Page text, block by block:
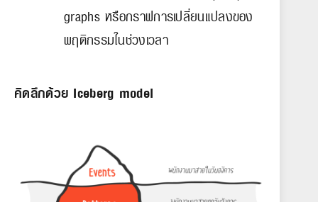
graphs หรือกราฟการเปลี่ยนแปลงของ
พฤติกรรมในช่วงเวลา
คิดลึกด้วย Iceberg model